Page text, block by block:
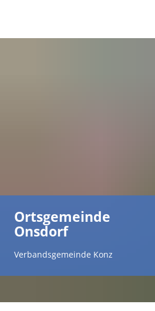
Ortsgemeinde
Onsdorf
Verbandsgemeinde Konz